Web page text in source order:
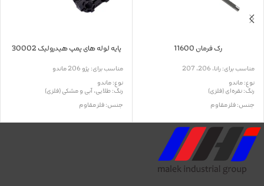
رک فرمان 11600
مناسب برای: رانا، 206، 207
نوع: ماندو
رنگ: نقره‌ای (فلزی)
جنس: فلز مقاوم
نیاز به نصب حرفه‌ای: دارد
تاریخ انقضا: ندارد
پایه لوله های پمپ هیدرولیک 30002
مناسب برای: پژو 206 ماندو
نوع: ماندو
رنگ: طلایی، آبی و مشکی (فلزی)
جنس: فلز مقاوم